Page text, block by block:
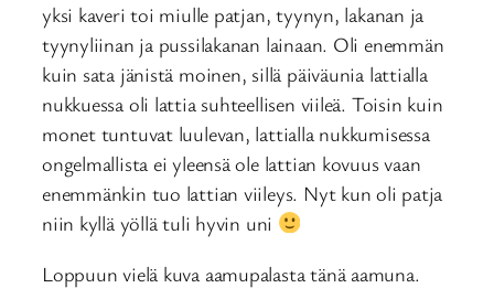
yksi kaveri toi miulle patjan, tyynyn, lakanan ja
tyynyliinan ja pussilakanan lainaan. Oli enemmän
kuin sata jänistä moinen, sillä päiväunia lattialla
nukkuessa oli lattia suhteellisen viileä. Toisin kuin
monet tuntuvat luulevan, lattialla nukkumisessa
ongelmallista ei yleensä ole lattian kovuus vaan
enemmänkin tuo lattian viileys. Nyt kun oli patja
niin kyllä yöllä tuli hyvin uni
Loppuun vielä kuva aamupalasta tänä aamuna.